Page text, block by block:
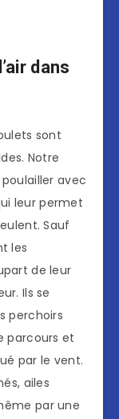
dans
sont
Notre
avec
leur permet
Sauf
les
de leur
Ils se
perchoirs
parcours et
par le vent.
ailes
par une